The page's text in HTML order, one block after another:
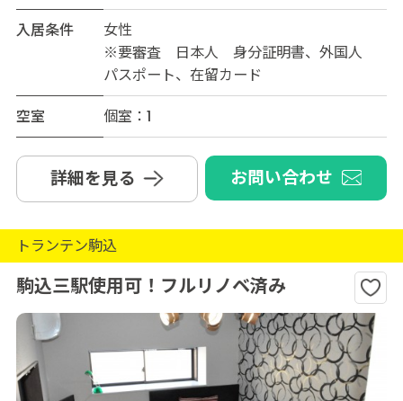
入居条件
女性
※要審査 日本人 身分証明書、外国人
パスポート、在留カード
空室
個室：1
詳細を見る お問い合わせ
トランテン駒込
駒込三駅使用可！フルリノベ済み